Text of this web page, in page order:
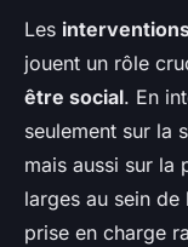
Les
jouent un rôle
être social. En
seulement sur la
mais aussi sur la
larges au sein de
prise en charge